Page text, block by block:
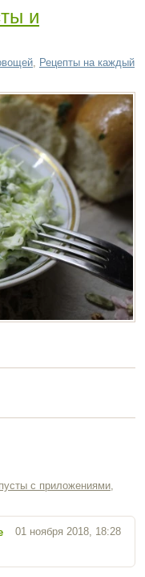
и
, Рецепты на каждый
с приложениями,
01 ноября 2018, 18:28